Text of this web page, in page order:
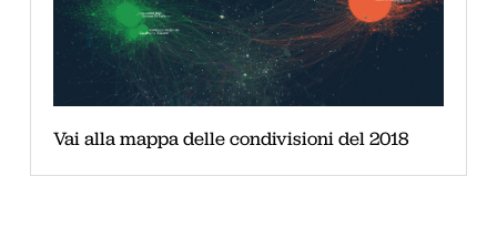
Vai alla mappa delle condivisioni del 2018